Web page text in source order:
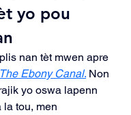
yo pou
nan tèt mwen apre
The Ebony Canal. Non
yo oswa lapenn
la tou, men